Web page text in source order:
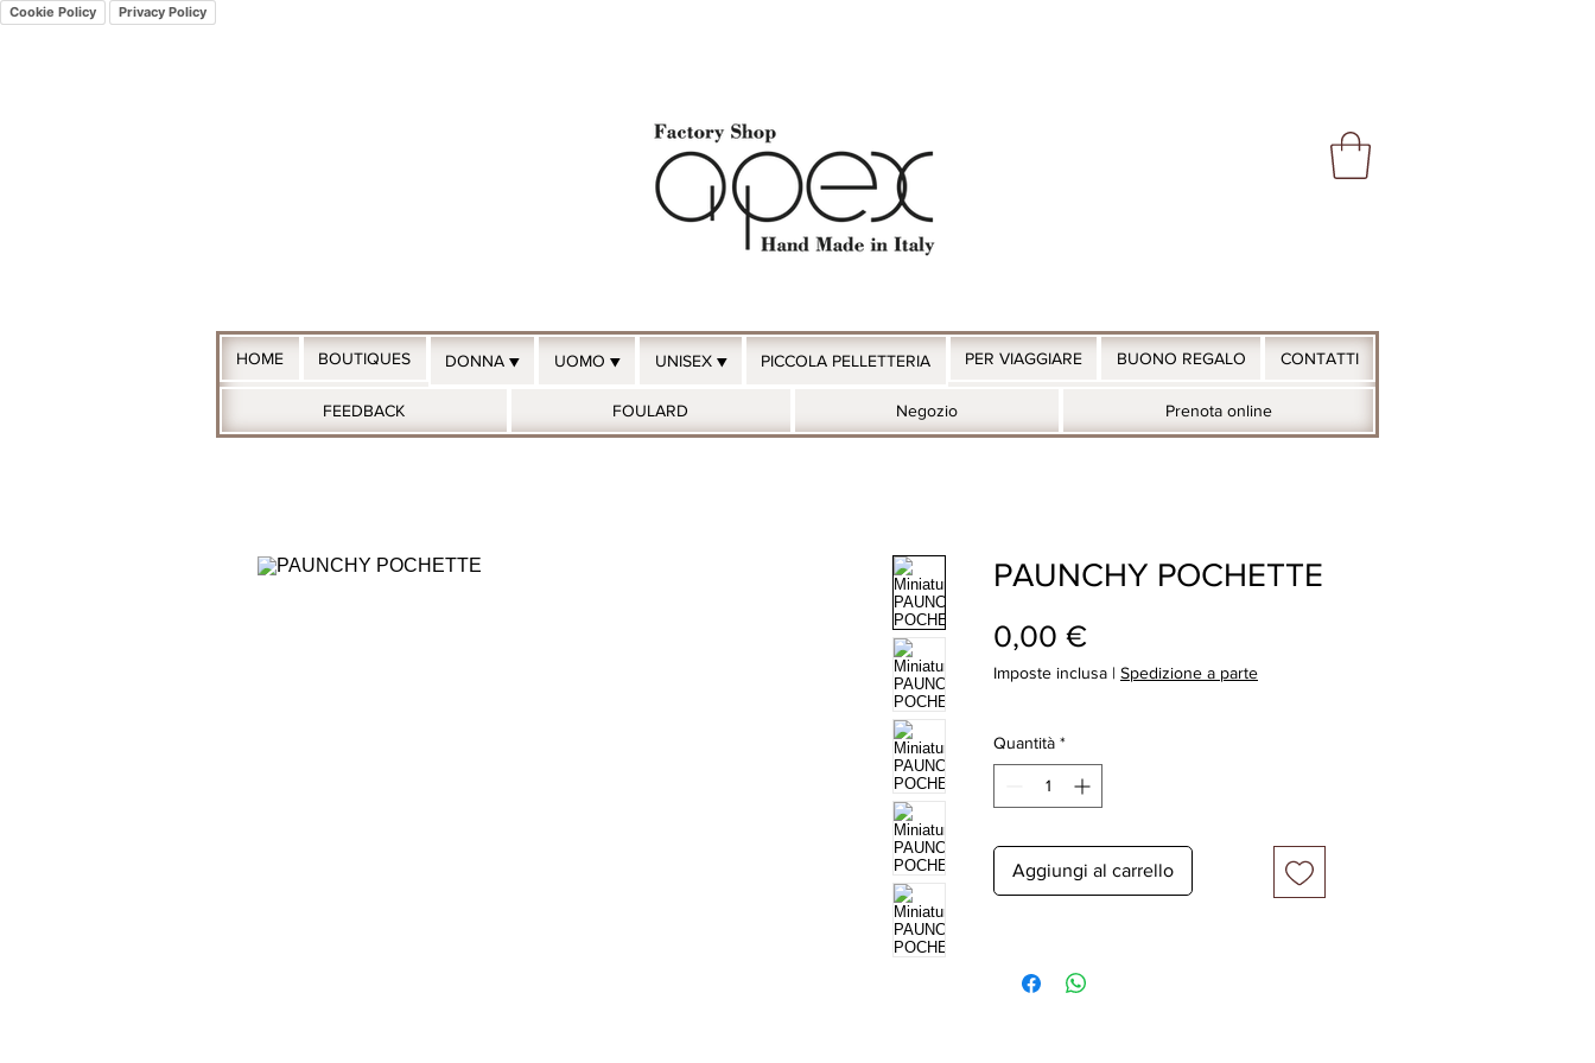
Cookie Policy Privacy Policy
HOME BOUTIQUES DONNA ▼ UOMO ▼ UNISEX ▼ PICCOLA PELLETTERIA PER VIAGGIARE BUONO REGALO CONTATTI
FEEDBACK FOULARD Negozio Prenota online
PAUNCHY POCHETTE
0,00 €Prezzo
Imposte inclusa | Spedizione a parte
Quantità *
Aggiungi al carrello